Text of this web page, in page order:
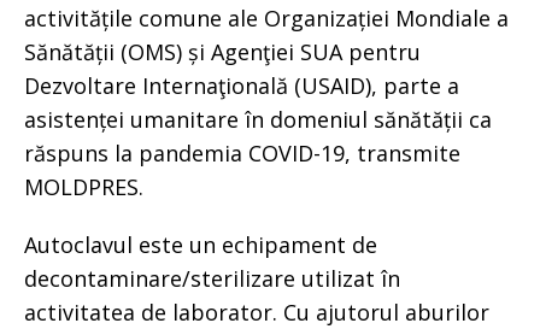
activitățile comune ale Organizației Mondiale a
Sănătății (OMS) și Agenţiei SUA pentru
Dezvoltare Internaţională (USAID), parte a
asistenței umanitare în domeniul sănătății ca
răspuns la pandemia COVID-19, transmite
MOLDPRES.
Autoclavul este un echipament de
decontaminare/sterilizare utilizat în
activitatea de laborator. Cu ajutorul aburilor